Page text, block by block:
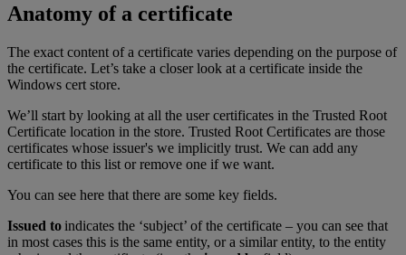
Anatomy of a certificate
The exact content of a certificate varies depending on the purpose of
the certificate. Let’s take a closer look at a certificate inside the
Windows cert store.
We’ll start by looking at all the user certificates in the Trusted Root
Certificate location in the store. Trusted Root Certificates are those
certificates whose issuer's we implicitly trust. We can add any
certificate to this list or remove one if we want.
You can see here that there are some key fields.
Issued to indicates the ‘subject’ of the certificate – you can see that
in most cases this is the same entity, or a similar entity, to the entity